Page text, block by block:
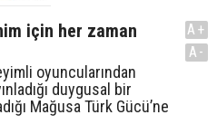
için her zaman
oyuncularından
duygusal bir
Mağusa Türk Gücü’ne
A+
A-